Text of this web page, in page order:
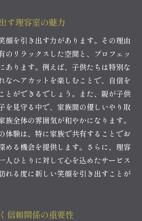
す理容室の魅力
顔を引き出す力があります。その理由
のリラックスした空間と、プロフェッ
あります。例えば、子供たちは特別な
なヘアカットを楽しむことで、自信を
とができるでしょう。また、親が子供
を見守る中で、家族間の優しいやり取
族全体の雰囲気が和やかになります。
体験は、特に家族で共有することでお
める機会を提供します。さらに、理容
人ひとりに対して心を込めたサービス
れる度に新しい笑顔を引き出すことが
信頼関係の重要性